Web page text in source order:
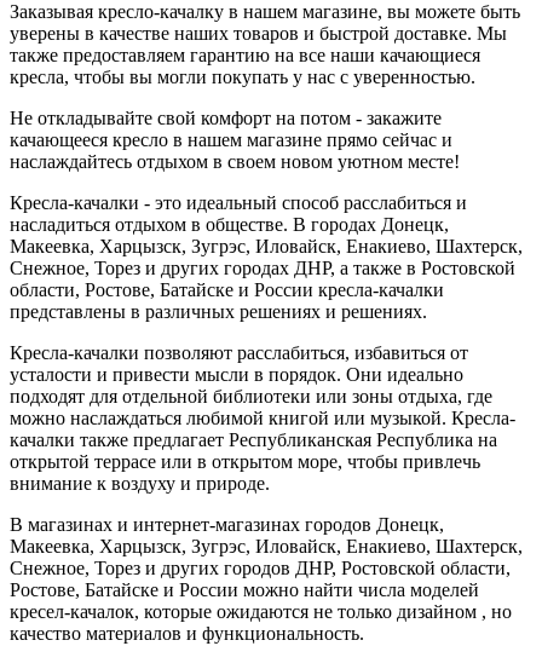
Заказывая кресло-качалку в нашем магазине, вы можете быть
уверены в качестве наших товаров и быстрой доставке. Мы
также предоставляем гарантию на все наши качающиеся
кресла, чтобы вы могли покупать у нас с уверенностью.
Не откладывайте свой комфорт на потом - закажите
качающееся кресло в нашем магазине прямо сейчас и
наслаждайтесь отдыхом в своем новом уютном месте!
Кресла-качалки - это идеальный способ расслабиться и
насладиться отдыхом в обществе. В городах Донецк,
Макеевка, Харцызск, Зугрэс, Иловайск, Енакиево, Шахтерск,
Снежное, Торез и других городах ДНР, а также в Ростовской
области, Ростове, Батайске и России кресла-качалки
представлены в различных решениях и решениях.
Кресла-качалки позволяют расслабиться, избавиться от
усталости и привести мысли в порядок. Они идеально
подходят для отдельной библиотеки или зоны отдыха, где
можно наслаждаться любимой книгой или музыкой. Кресла-
качалки также предлагает Республиканская Республика на
открытой террасе или в открытом море, чтобы привлечь
внимание к воздуху и природе.
В магазинах и интернет-магазинах городов Донецк,
Макеевка, Харцызск, Зугрэс, Иловайск, Енакиево, Шахтерск,
Снежное, Торез и других городов ДНР, Ростовской области,
Ростове, Батайске и России можно найти числа моделей
кресел-качалок, которые ожидаются не только дизайном , но
качество материалов и функциональность.